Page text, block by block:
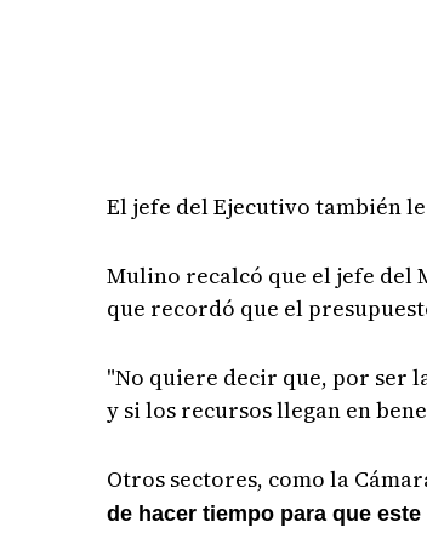
El jefe del Ejecutivo también
Mulino recalcó que el jefe del
que recordó que el
"No quiere decir que, por ser
y si los recursos llegan en
Otros sectores, como la
de hacer tiempo para que